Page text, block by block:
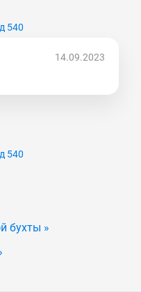
540
14.09.2023
540
бухты »